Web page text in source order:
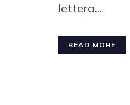
lettera...
READ MORE